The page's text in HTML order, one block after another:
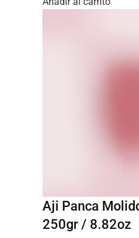
Aji Panca
250gr / 8.82oz